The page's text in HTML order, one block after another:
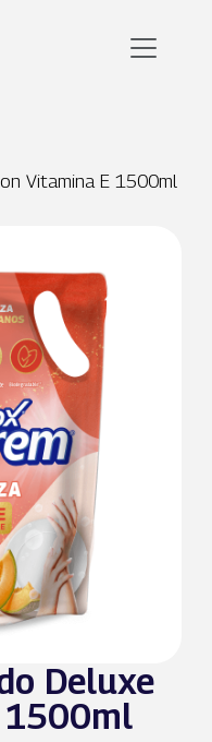
Vitamina E 1500ml
Deluxe
1500ml